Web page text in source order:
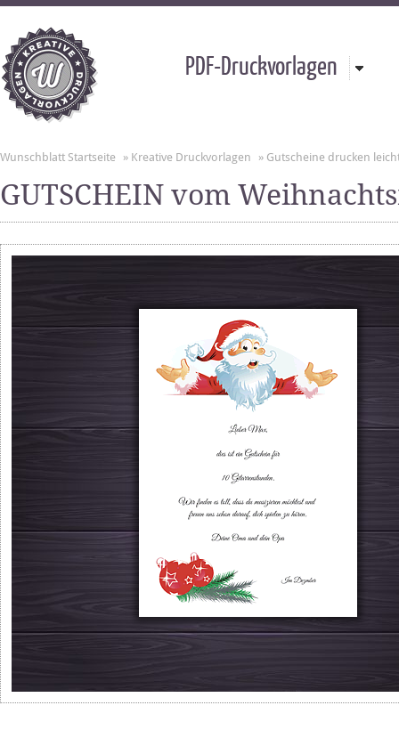
PDF-Druckvorlagen
Wunschblatt Startseite » Kreative Druckvorlagen » Gutscheine drucken
GUTSCHEIN vom